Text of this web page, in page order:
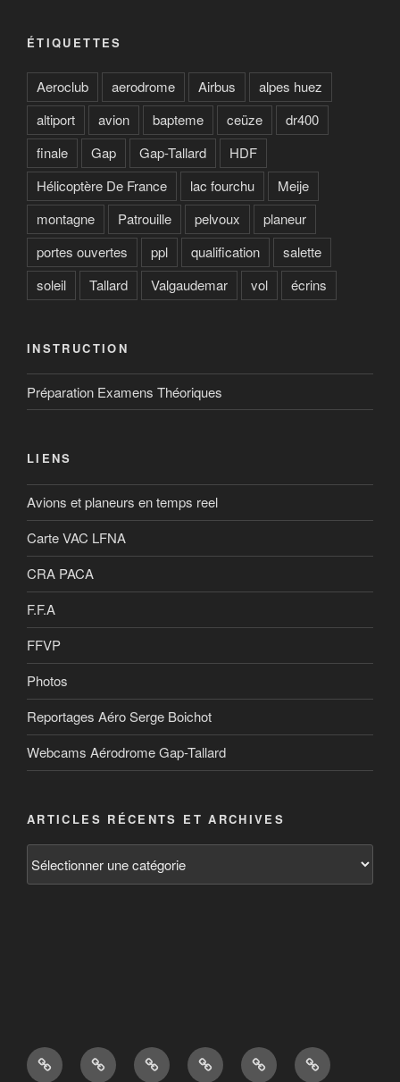
ÉTIQUETTES
Aeroclub aerodrome Airbus
alpes huez
altiport
avion bapteme ceüze
dr400
finale
Gap Gap-Tallard
HDF
Hélicoptère De France
lac fourchu
Meije
montagne
Patrouille pelvoux
planeur
portes ouvertes
ppl qualification
salette
soleil
Tallard Valgaudemar vol écrins
INSTRUCTION
Préparation Examens Théoriques
LIENS
Avions et planeurs en temps reel
Carte VAC LFNA
CRA PACA
F.F.A
FFVP
Photos
Reportages Aéro Serge Boichot
Webcams Aérodrome Gap-Tallard
ARTICLES RÉCENTS ET ARCHIVES
récents
BienvenueBIA,
AérodromeTarifs Contact Actualités